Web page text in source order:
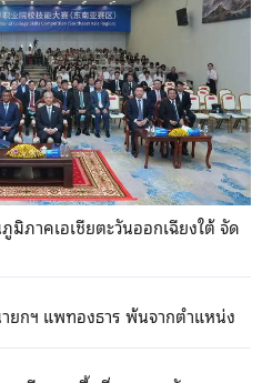
ภาคเอเชียตะวันออกเฉียงใต้ จัด
กฯ แพทองธาร พ้นจากตำแหน่ง